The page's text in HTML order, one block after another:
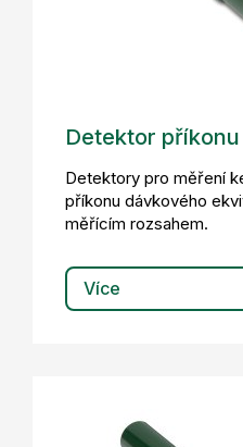
Detektor příkonu
Detektory pro měření
příkonu dávkového
měřícím rozsahem.
Více